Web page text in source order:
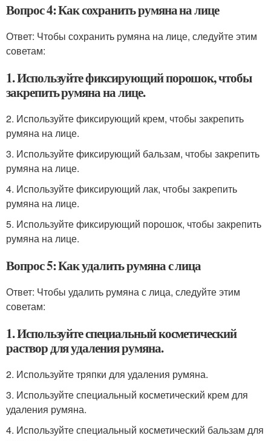
Вопрос 4: Как сохранить румяна на лице
Ответ: Чтобы сохранить румяна на лице, следуйте этим
советам:
1. Используйте фиксирующий порошок, чтобы
закрепить румяна на лице.
2. Используйте фиксирующий крем, чтобы закрепить
румяна на лице.
3. Используйте фиксирующий бальзам, чтобы закрепить
румяна на лице.
4. Используйте фиксирующий лак, чтобы закрепить
румяна на лице.
5. Используйте фиксирующий порошок, чтобы закрепить
румяна на лице.
Вопрос 5: Как удалить румяна с лица
Ответ: Чтобы удалить румяна с лица, следуйте этим
советам:
1. Используйте специальный косметический
раствор для удаления румяна.
2. Используйте тряпки для удаления румяна.
3. Используйте специальный косметический крем для
удаления румяна.
4. Используйте специальный косметический бальзам для